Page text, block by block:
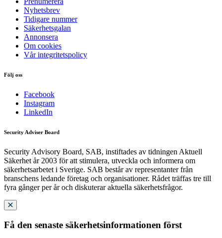
Nyhetsbrev
Tidigare nummer
Säkerhetsgalan
Annonsera
Om cookies
Vår integritetspolicy
Följ oss
Facebook
Instagram
LinkedIn
Security Adviser Board
Security Advisory Board, SAB, instiftades av tidningen Aktuell
Säkerhet år 2003 för att stimulera, utveckla och informera om
säkerhetsarbetet i Sverige. SAB består av representanter från
branschens ledande företag och organisationer. Rådet träffas tre till
fyra gånger per år och diskuterar aktuella säkerhetsfrågor.
Få den senaste säkerhetsinformationen först